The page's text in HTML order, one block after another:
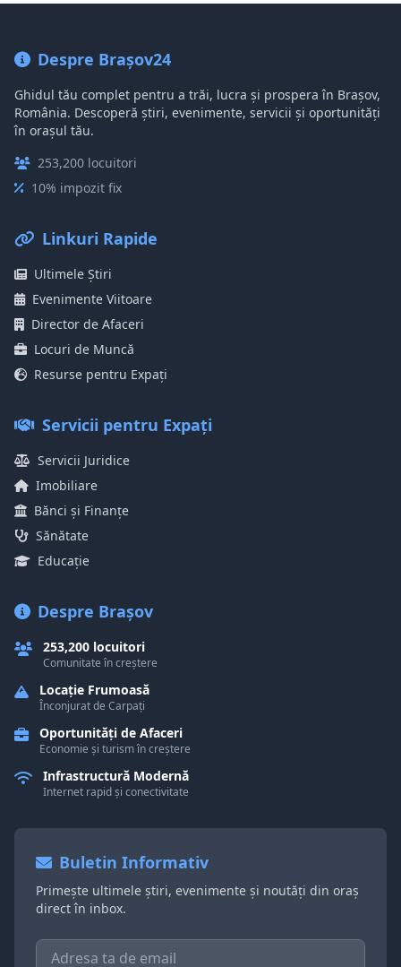
Despre Brașov24
Ghidul tău complet pentru a trăi, lucra și prospera în Brașov,
România. Descoperă știri, evenimente, servicii și oportunități
în orașul tău.
253,200 locuitori
10% impozit fix
Linkuri Rapide
Ultimele Știri
Evenimente Viitoare
Director de Afaceri
Locuri de Muncă
Resurse pentru Expați
Servicii pentru Expați
Servicii Juridice
Imobiliare
Bănci și Finanțe
Sănătate
Educație
Despre Brașov
253,200 locuitori
Comunitate în creștere
Locație Frumoasă
Înconjurat de Carpați
Oportunități de Afaceri
Economie și turism în creștere
Infrastructură Modernă
Internet rapid și conectivitate
Buletin Informativ
Primește ultimele știri, evenimente și noutăți din oraș
direct în inbox.